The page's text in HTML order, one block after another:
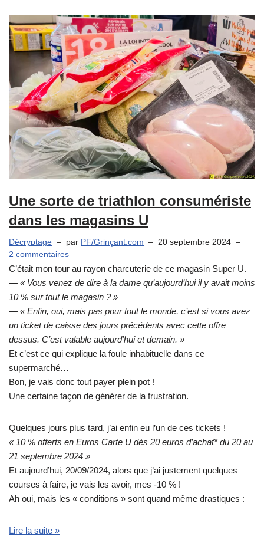
Une sorte de triathlon consumériste
dans les magasins U
Décryptage par PF/Grinçant.com
20 septembre 2024
2 commentaires
C’était mon tour au rayon charcuterie de ce magasin Super U.
— « Vous venez de dire à la dame qu’aujourd’hui il y avait moins
10 % sur tout le magasin ? »
— « Enfin, oui, mais pas pour tout le monde, c’est si vous avez
un ticket de caisse des jours précédents avec cette offre
dessus. C’est valable aujourd’hui et demain. »
Et c’est ce qui explique la foule inhabituelle dans ce
supermarché…
Bon, je vais donc tout payer plein pot !
Une certaine façon de générer de la frustration.
Quelques jours plus tard, j’ai enfin eu l’un de ces tickets !
« 10 % offerts en Euros Carte U dès 20 euros d’achat* du 20 au
21 septembre 2024 »
Et aujourd’hui, 20/09/2024, alors que j’ai justement quelques
courses à faire, je vais les avoir, mes -10 % !
Ah oui, mais les « conditions » sont quand même drastiques :
Lire la suite »